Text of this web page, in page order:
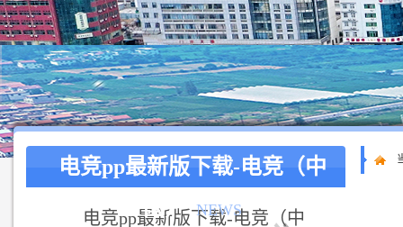
电竞pp最新版下载-电竞（中
国） NEWS
电竞pp最新版下载-电竞（中